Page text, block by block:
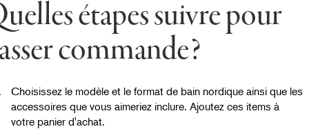
étapes suivre pour
commande?
Choisissez le modèle et le format de bain nordique ainsi que les
accessoires que vous aimeriez inclure. Ajoutez ces items à
votre panier d'achat.